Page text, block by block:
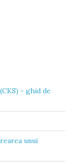
- ghid de
unui